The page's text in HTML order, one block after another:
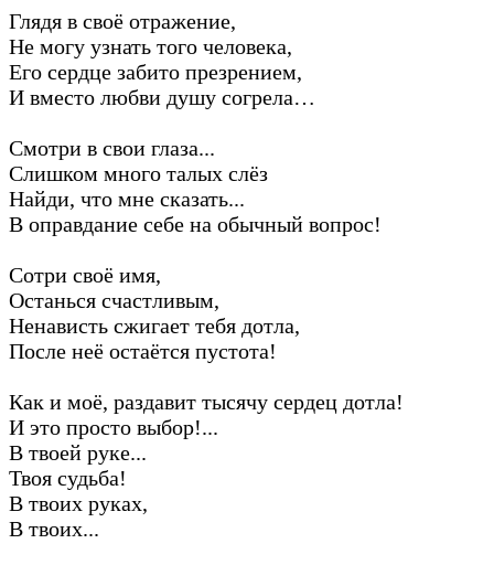
Глядя в своё отражение,
Не могу узнать того человека,
Его сердце забито презрением,
И вместо любви душу согрела…
Смотри в свои глаза...
Слишком много талых слёз
Найди, что мне сказать...
В оправдание себе на обычный вопрос!
Сотри своё имя,
Останься счастливым,
Ненависть сжигает тебя дотла,
После неё остаётся пустота!
Как и моё, раздавит тысячу сердец дотла!
И это просто выбор!...
В твоей руке...
Твоя судьба!
В твоих руках,
В твоих...